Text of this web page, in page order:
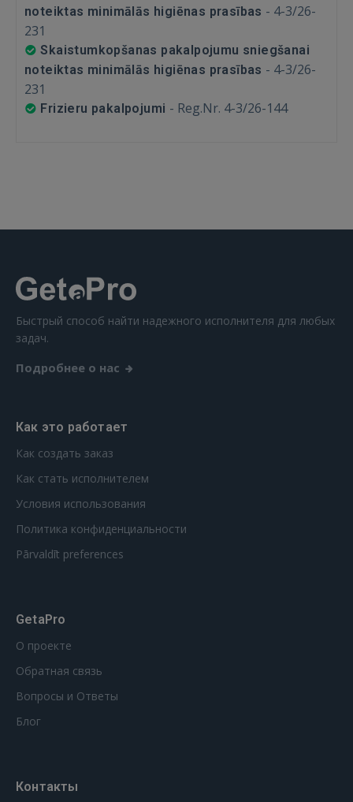
ВОЙТИ
Забыли пароль? Запомнить?
Ещё не зарегистрированы?
noteiktas minimālās higiēnas prasības - 4-3/26-
231
Skaistumkopšanas pakalpojumu sniegšanai
noteiktas minimālās higiēnas prasības - 4-3/26-
231
Frizieru pakalpojumi - Reg.Nr. 4-3/26-144
Быстрый способ найти надежного исполнителя для любых
задач.
Подробнее о нас
Как это работает
Как создать заказ
Как стать исполнителем
Условия использования
Политика конфиденциальности
Pārvaldīt preferences
GetaPro
О проекте
Обратная связь
Вопросы и Ответы
Блог
Контакты